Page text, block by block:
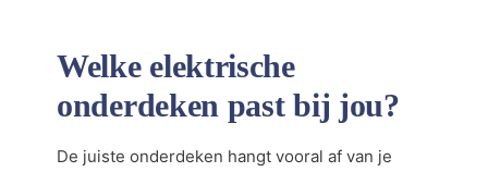
Welke elektrische
onderdeken past bij jou?
De juiste onderdeken hangt vooral af van je